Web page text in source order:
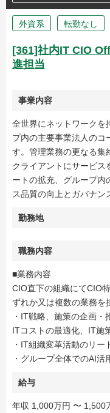
外資系 転勤なし
[361]社内IT CIO
進担当
事業内容
全世界にネットワークを
プ内の主要事業法人のコ
す。管理業務の更なる集
クライアントにサービス
ートの拡充、グループ内
ス品質の向上とガバナン
勤務地
職務内容
■業務内容
CIO直下の組織にてCIO
ずれか又は複数の業務を
・IT戦略、施策の企画・
ITコストの最適化、IT施
・IT組織変革活動のリー
・グループ全体でのAI活
給与
年収 1,000万円 〜 1,500